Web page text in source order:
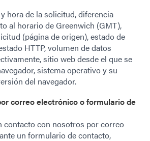
hora de la solicitud, diferencia
al horario de Greenwich (GMT),
(página de origen), estado de
HTTP, volumen de datos
sitio web desde el que se
sistema operativo y su
del navegador.
correo electrónico o formulario de
contacto con nosotros por correo
un formulario de contacto,